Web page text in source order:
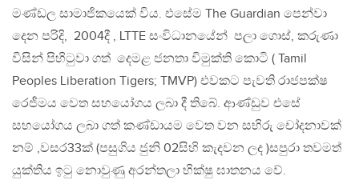
මණ්ඩල සාමාජිකයෙක් විය. එසේම The Guardian පෙන්වා
දෙන පරිදි, 2004දී , LTTE සංවිධානයේන් පලා ගොස්, කරුණා
විසින් පිහිටුවා ගත් දෙමළ ජනතා විමුක්ති කොටි ( Tamil
Peoples Liberation Tigers; TMVP) එවකට පැවති රාජපක්ෂ
රෙජීමය වෙත සහයෝගය ලබා දී තිබේ. ආණ්ඩුව එසේ
සහයෝගය ලබා ගත් කණ්ඩායම වෙත වන සභිරු චෝදනාවක්
නම් ,වසර33ක් (පසුගිය ජුනි 02සිහි කැදවන ලද )සපුරා තවමත්
යුක්තිය ඉටු නොවුණු අරන්තලා භික්ෂු ඝාතනය වේ.